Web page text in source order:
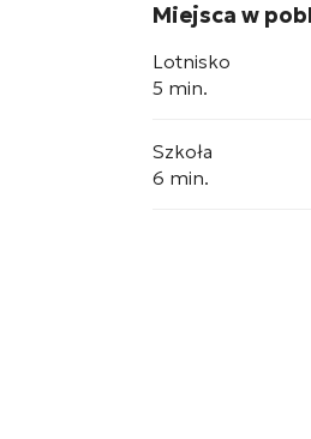
Miejsca w
Lotnisko
5 min.
Szkoła
6 min.